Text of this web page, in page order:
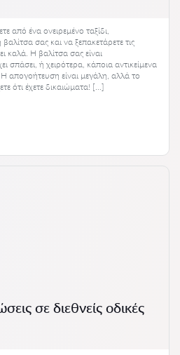
από ένα ονειρεμένο ταξίδι,
σας και να ξεπακετάρετε τις
καλά. Η βαλίτσα σας είναι
σπάσει, ή χειρότερα, κάποια αντικείμενα
απογοήτευση είναι μεγάλη, αλλά το
ότι έχετε δικαιώματα! […]
σε διεθνείς οδικές